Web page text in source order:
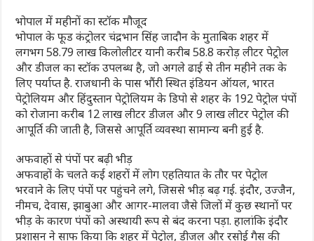
भोपाल में महीनों का स्टॉक मौजूद
भोपाल के फूड कंट्रोलर चंद्रभान सिंह जादौन के मुताबिक शहर में
लगभग 58.79 लाख किलोलीटर यानी करीब 58.8 करोड़ लीटर पेट्रोल
और डीजल का स्टॉक उपलब्ध है, जो अगले ढाई से तीन महीने तक के
लिए पर्याप्त है. राजधानी के पास भौंरी स्थित इंडियन ऑयल, भारत
पेट्रोलियम और हिंदुस्तान पेट्रोलियम के डिपो से शहर के 192 पेट्रोल पंपों
को रोजाना करीब 12 लाख लीटर डीजल और 9 लाख लीटर पेट्रोल की
आपूर्ति की जाती है, जिससे आपूर्ति व्यवस्था सामान्य बनी हुई है.
अफवाहों से पंपों पर बढ़ी भीड़
अफवाहों के चलते कई शहरों में लोग एहतियात के तौर पर पेट्रोल
भरवाने के लिए पंपों पर पहुंचने लगे, जिससे भीड़ बढ़ गई. इंदौर, उज्जैन,
नीमच, देवास, झाबुआ और आगर-मालवा जैसे जिलों में कुछ स्थानों पर
भीड़ के कारण पंपों को अस्थायी रूप से बंद करना पड़ा. हालांकि इंदौर
प्रशासन ने साफ किया कि शहर में पेट्रोल, डीजल और रसोई गैस की